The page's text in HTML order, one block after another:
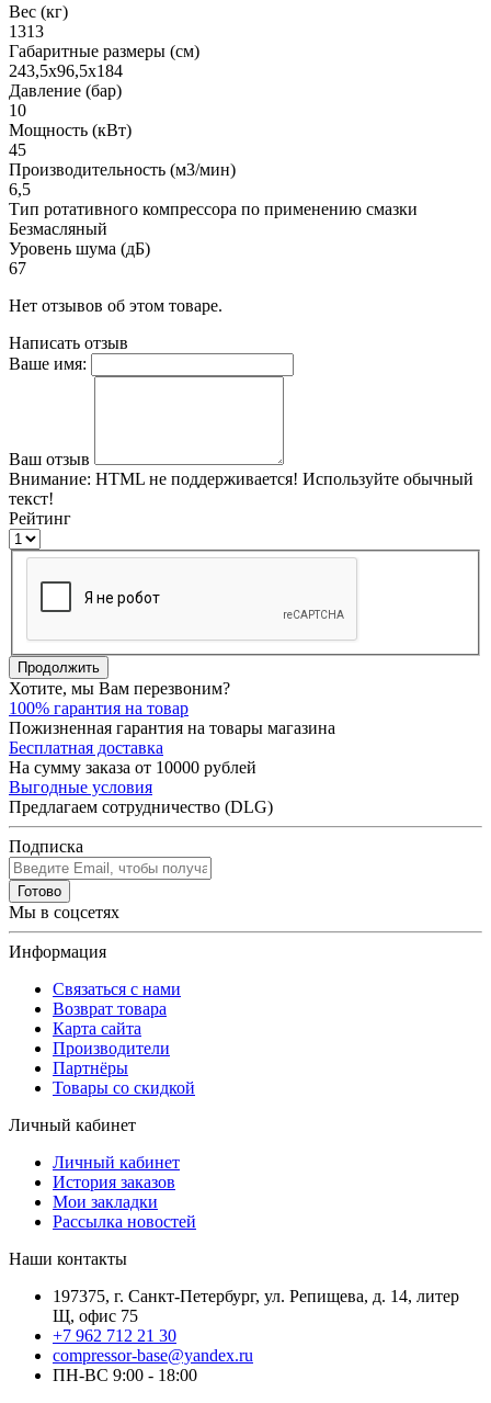
Вес (кг)
1313
Габаритные размеры (см)
243,5х96,5х184
Давление (бар)
10
Мощность (кВт)
45
Производительность (м3/мин)
6,5
Тип ротативного компрессора по применению смазки
Безмасляный
Уровень шума (дБ)
67
Нет отзывов об этом товаре.
Написать отзыв
Ваше имя:
Ваш отзыв
Внимание: HTML не поддерживается! Используйте обычный
текст!
Рейтинг
Продолжить
Хотите, мы Вам перезвоним?
100% гарантия на товар
Пожизненная гарантия на товары магазина
Бесплатная доставка
На сумму заказа от 10000 рублей
Выгодные условия
Предлагаем сотрудничество (DLG)
Подписка
Готово
Мы в соцсетях
Информация
Связаться с нами
Возврат товара
Карта сайта
Производители
Партнёры
Товары со скидкой
Личный кабинет
Личный кабинет
История заказов
Мои закладки
Рассылка новостей
Наши контакты
197375, г. Санкт-Петербург, ул. Репищева, д. 14, литер
Щ, офис 75
+7 962 712 21 30
compressor-base@yandex.ru
ПН-ВС 9:00 - 18:00